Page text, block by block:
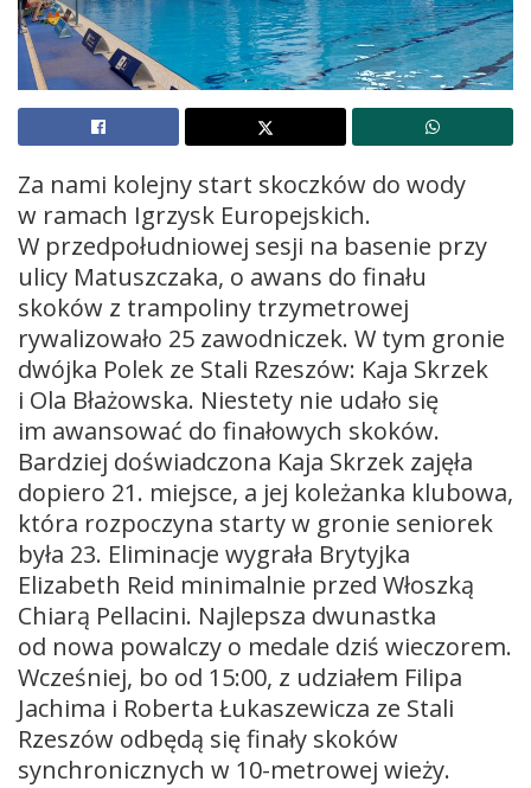
Za nami kolejny start skoczków do wody
w ramach Igrzysk Europejskich.
W przedpołudniowej sesji na basenie przy
ulicy Matuszczaka, o awans do finału
skoków z trampoliny trzymetrowej
rywalizowało 25 zawodniczek. W tym gronie
dwójka Polek ze Stali Rzeszów: Kaja Skrzek
i Ola Błażowska. Niestety nie udało się
im awansować do finałowych skoków.
Bardziej doświadczona Kaja Skrzek zajęła
dopiero 21. miejsce, a jej koleżanka klubowa,
która rozpoczyna starty w gronie seniorek
była 23. Eliminacje wygrała Brytyjka
Elizabeth Reid minimalnie przed Włoszką
Chiarą Pellacini. Najlepsza dwunastka
od nowa powalczy o medale dziś wieczorem.
Wcześniej, bo od 15:00, z udziałem Filipa
Jachima i Roberta Łukaszewicza ze Stali
Rzeszów odbędą się finały skoków
synchronicznych w 10-metrowej wieży.